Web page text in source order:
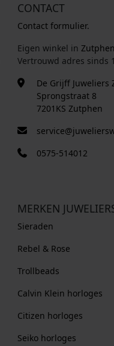
CONTACT
Contact formulier.
Eigen winkel in Zutphen
Vertrouwd adres sinds
De Grijff Juweliers
Sprongstraat 8
7201KS Zutphen
0575-514012
MERKEN
Sieraden
Rebel & Rose
Trollbeads
Calvin Klein horloges
Citizen horloges
Seiko horloges